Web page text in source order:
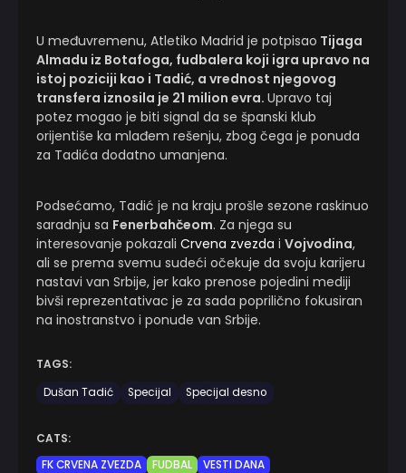
U međuvremenu, Atletiko Madrid je potpisao Tijaga
Almadu iz Botafoga, fudbalera koji igra upravo na
istoj poziciji kao i Tadić, a vrednost njegovog
transfera iznosila je 21 milion evra. Upravo taj
potez mogao je biti signal da se španski klub
orijentiše ka mlađem rešenju, zbog čega je ponuda
za Tadića dodatno umanjena.
Podsećamo, Tadić je na kraju prošle sezone raskinuo
saradnju sa Fenerbahčeom. Za njega su
interesovanje pokazali Crvena zvezda i Vojvodina,
ali se prema svemu sudeći očekuje da svoju karijeru
nastavi van Srbije, jer kako prenose pojedini mediji
bivši reprezentativac je za sada poprilično fokusiran
na inostranstvo i ponude van Srbije.
TAGS:
Dušan Tadić
Specijal Specijal desno
CATS:
FK CRVENA ZVEZDA
FUDBAL VESTI DANA